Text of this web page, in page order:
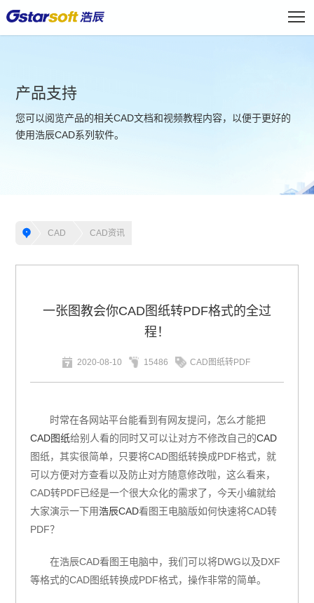
产品支持
您可以阅览产品的相关CAD文档和视频教程内容，以便于更好的
使用浩辰CAD系列软件。
CAD CAD资讯
一张图教会你CAD图纸转PDF格式的全过
程！
2020-08-10 15486 CAD图纸转PDF
时常在各网站平台能看到有网友提问，怎么才能把
CAD图纸给别人看的同时又可以让对方不修改自己的CAD
图纸，其实很简单，只要将CAD图纸转换成PDF格式，就
可以方便对方查看以及防止对方随意修改啦，这么看来，
CAD转PDF已经是一个很大众化的需求了，今天小编就给
大家演示一下用浩辰CAD看图王电脑版如何快速将CAD转
PDF？
在浩辰CAD看图王电脑中，我们可以将DWG以及DXF
等格式的CAD图纸转换成PDF格式，操作非常的简单。